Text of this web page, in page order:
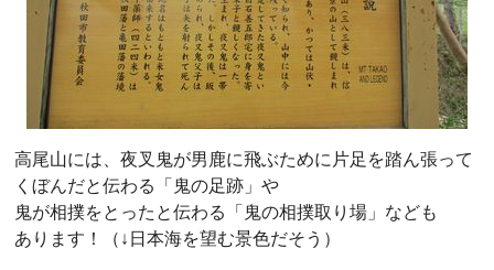
高尾山には、夜叉鬼が男鹿に飛ぶために片足を踏ん張って
くぼんだと伝わる「鬼の足跡」や
鬼が相撲をとったと伝わる「鬼の相撲取り場」なども
あります！（↓日本海を望む景色だそう）